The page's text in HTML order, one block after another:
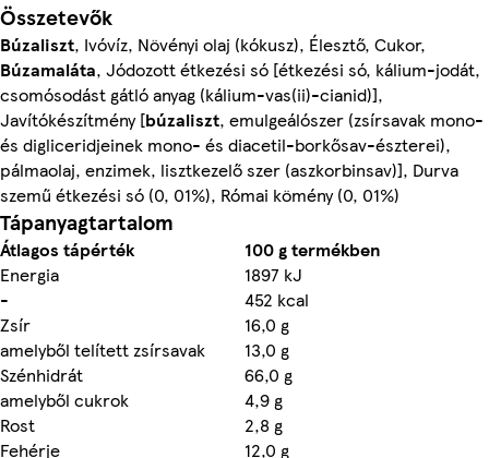
Összetevők
Búzaliszt, Ivóvíz, Növényi olaj (kókusz), Élesztő, Cukor,
Búzamaláta, Jódozott étkezési só [étkezési só, kálium-jodát,
csomósodást gátló anyag (kálium-vas(ii)-cianid)],
Javítókészítmény [búzaliszt, emulgeálószer (zsírsavak mono-
és digliceridjeinek mono- és diacetil-borkősav-észterei),
pálmaolaj, enzimek, lisztkezelő szer (aszkorbinsav)], Durva
szemű étkezési só (0, 01%), Római kömény (0, 01%)
Tápanyagtartalom
Átlagos tápérték
100 g termékben
Energia
1897 kJ
-
452 kcal
Zsír
16,0 g
amelyből telített zsírsavak
13,0 g
Szénhidrát
66,0 g
amelyből cukrok
4,9 g
Rost
2,8 g
Fehérje
12,0 g